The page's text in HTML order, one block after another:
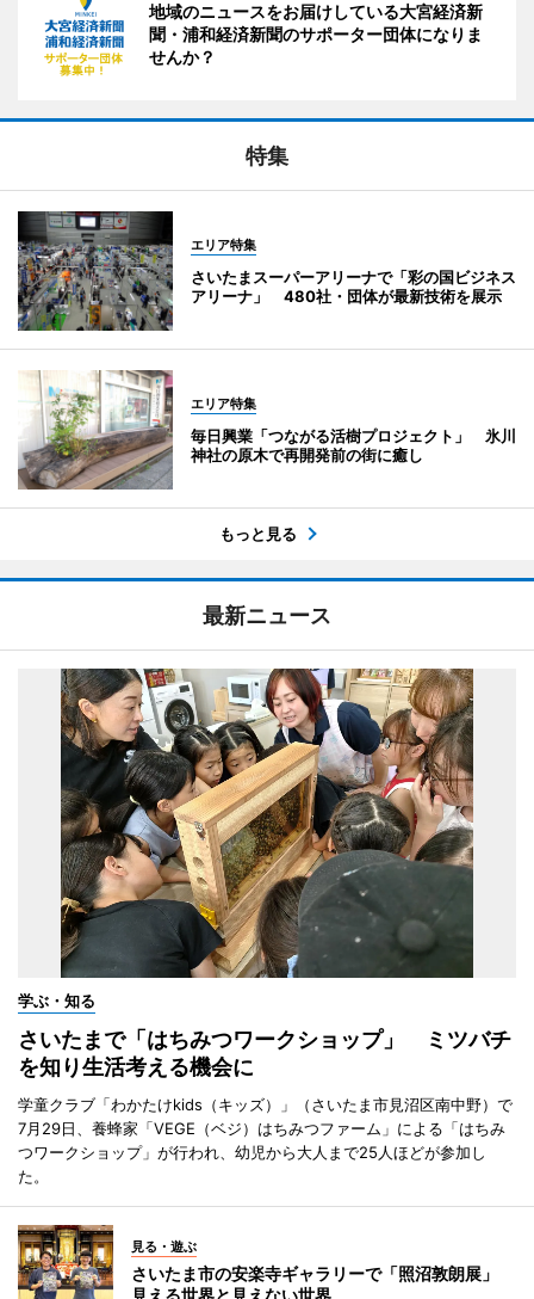
地域のニュースをお届けしている大宮経済新
聞・浦和経済新聞のサポーター団体になりま
せんか？
特集
エリア特集
さいたまスーパーアリーナで「彩の国ビジネス
アリーナ」 480社・団体が最新技術を展示
エリア特集
毎日興業「つながる活樹プロジェクト」 氷川
神社の原木で再開発前の街に癒し
もっと見る
最新ニュース
学ぶ・知る
さいたまで「はちみつワークショップ」 ミツバチ
を知り生活考える機会に
学童クラブ「わかたけkids（キッズ）」（さいたま市見沼区南中野）で
7月29日、養蜂家「VEGE（ベジ）はちみつファーム」による「はちみ
つワークショップ」が行われ、幼児から大人まで25人ほどが参加し
た。
見る・遊ぶ
さいたま市の安楽寺ギャラリーで「照沼敦朗展」